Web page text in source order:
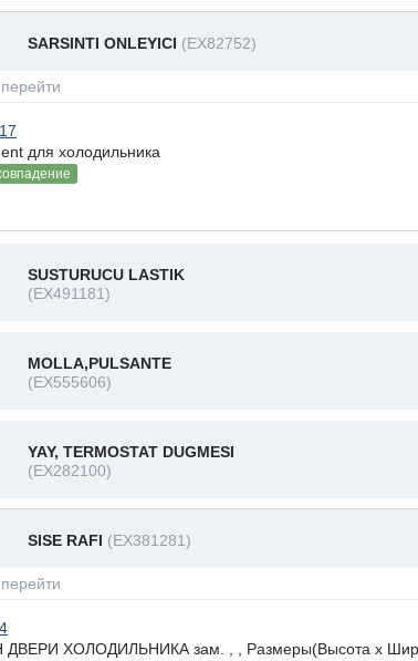
SARSINTI ONLEYICI (EX82752)
, перейти
для холодильника
SUSTURUCU LASTIK
(EX491181)
MOLLA,PULSANTE
(EX555606)
YAY, TERMOSTAT DUGMESI
(EX282100)
SISE RAFI (EX381281)
, перейти
ХОЛОДИЛЬНИКА зам. , , Размеры(Высота х